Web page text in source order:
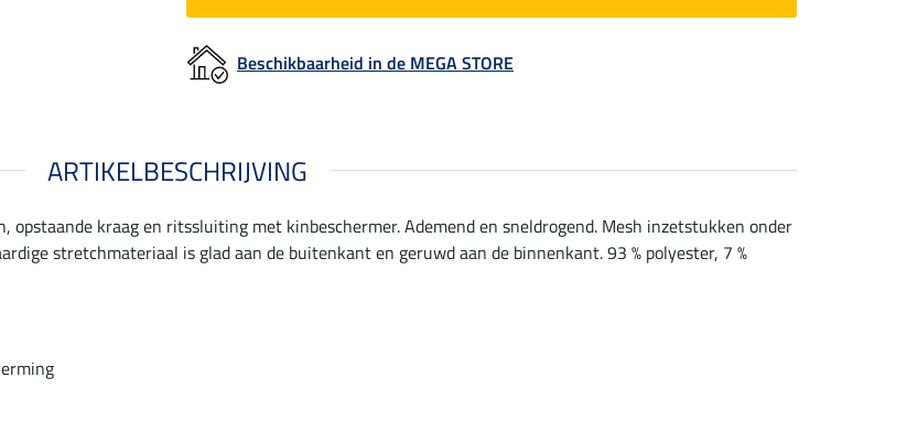
Beschikbaarheid in de MEGA STORE
ARTIKELBESCHRIJVING
kraag en ritssluiting met kinbeschermer. Ademend en sneldrogend. Mesh inzetstukken onder
stretchmateriaal is glad aan de buitenkant en geruwd aan de binnenkant. 93 % polyester, 7 %